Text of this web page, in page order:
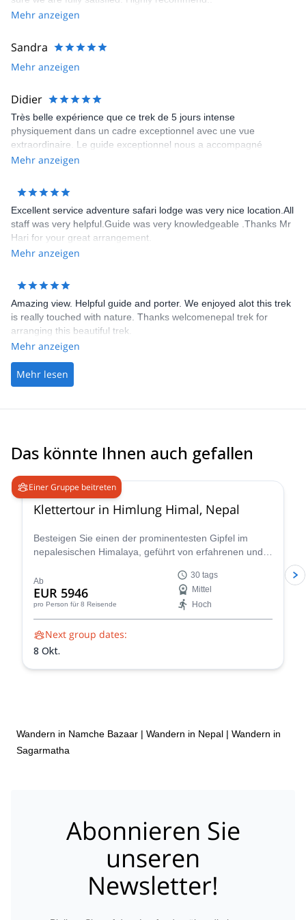
Mehr anzeigen
Sandra
Mehr anzeigen
Didier
Très belle expérience que ce trek de 5 jours intense
physiquement dans un cadre exceptionnel avec une vue
extraordinaire. Le guide exceptionnel nous a accompagné
jusqu’au bout de ce trek. Il connaît parfaitement les sentiers les
époustouflants. Je le recommande chaleureusement et le
remercie encore
Mehr anzeigen
Excellent service adventure safari lodge was very nice location.All
staff was very helpful.Guide was very knowledgeable .Thanks Mr
Hari for your great arrangement.
Mehr anzeigen
Amazing view. Helpful guide and porter. We enjoyed alot this trek
is really touched with nature. Thanks welcomenepal trek for
arranging this beautiful trek.
Mehr anzeigen
Mehr lesen
Das könnte Ihnen auch gefallen
Einer Gruppe beitreten
Klettertour in Himlung Himal, Nepal
Besteigen Sie einen der prominentesten Gipfel im
nepalesischen Himalaya, geführt von erfahrenen und
Kletterreise führt Sie durch die atemberaubenden
Pfade der Manaslu-Region, wo Sie verborgene
Schätze lokaler Traditionen und unberührter natürlicher
Schönheit entdecken werden. Mit der Expertise und
Führung unserer erfahrenen lokalen Führer navigieren
Sie die rauen Pfade und überwinden Hindernisse auf
Ab
EUR 5946
pro Person für 8 Reisende
30 tags
Mittel
Hoch
Next group dates:
8 Okt.
Wandern in Namche Bazaar | Wandern in Nepal | Wandern in
Sagarmatha
Abonnieren Sie
unseren
Newsletter!